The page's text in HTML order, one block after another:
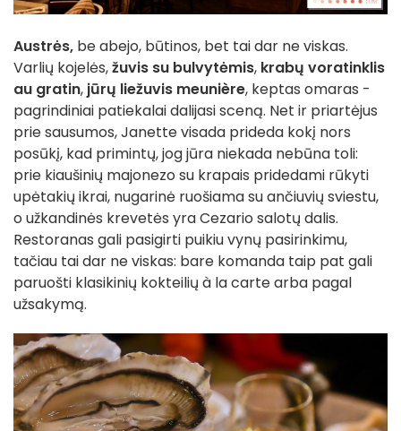
Austrės, be abejo, būtinos, bet tai dar ne viskas.
Varlių kojelės,žuvis su bulvytėmis, krabų voratinklis
au gratin, jūrų liežuvis meunière, keptas omaras -
pagrindiniai patiekalai dalijasi sceną. Net ir priartėjus
prie sausumos, Janette visada prideda kokį nors
posūkį, kad primintų, jog jūra niekada nebūna toli:
prie kiaušinių majonezo su krapais pridedami rūkyti
upėtakių ikrai, nugarinė ruošiama su ančiuvių sviestu,
o užkandinės krevetės yra Cezario salotų dalis.
Restoranas gali pasigirti puikiu vynų pasirinkimu,
tačiau tai dar ne viskas: bare komanda taip pat gali
paruošti klasikinių kokteilių à la carte arba pagal
užsakymą.